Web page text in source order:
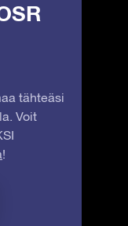
tähteäsi
Voit
!